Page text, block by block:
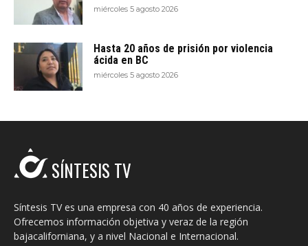
miércoles 5 agosto 2026
Hasta 20 años de prisión por violencia
ácida en BC
miércoles 5 agosto 2026
SÍNTESIS TV
Síntesis TV es una empresa con 40 años de experiencia.
Ofrecemos información objetiva y veraz de la región
bajacaliforniana, y a nivel Nacional e Internacional.